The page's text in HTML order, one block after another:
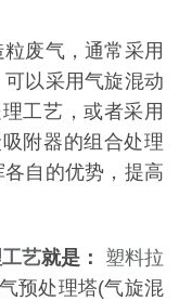
废气，通常采用
以采用气旋混动
工艺，或者采用
附器的组合处理
自的优势，提高
艺就是：
塑料拉
预处理塔(气旋混